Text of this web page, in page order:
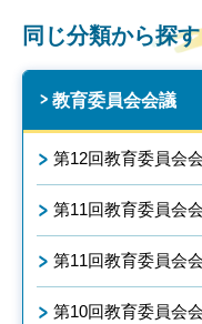
同じ分類から探す
教育委員会会議
第12回教育委員会
第11回教育委員会
第11回教育委員会
第10回教育委員会